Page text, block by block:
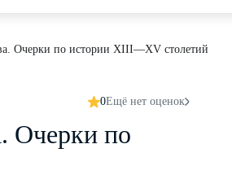
Очерки по истории XIII—XV столетий
0Ещё нет оценок
Очерки по